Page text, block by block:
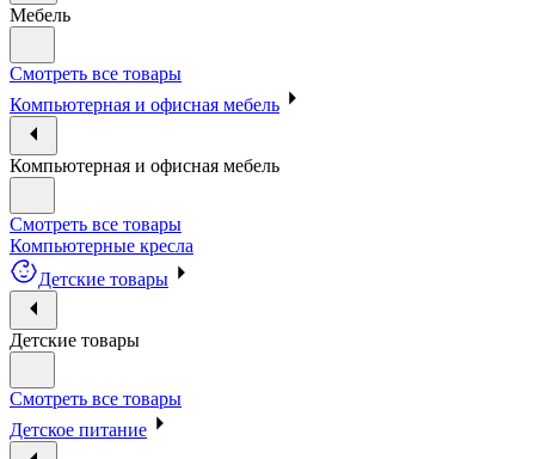
Мебель
Смотреть все товары
Компьютерная и офисная мебель
Компьютерная и офисная мебель
Смотреть все товары
Компьютерные кресла
Детские товары
Детские товары
Смотреть все товары
Детское питание